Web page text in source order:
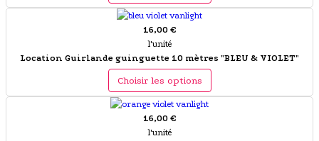
16,00 €
l'unité
Location Guirlande guinguette 10 mètres "BLEU & VIOLET"
Choisir les options
16,00 €
l'unité